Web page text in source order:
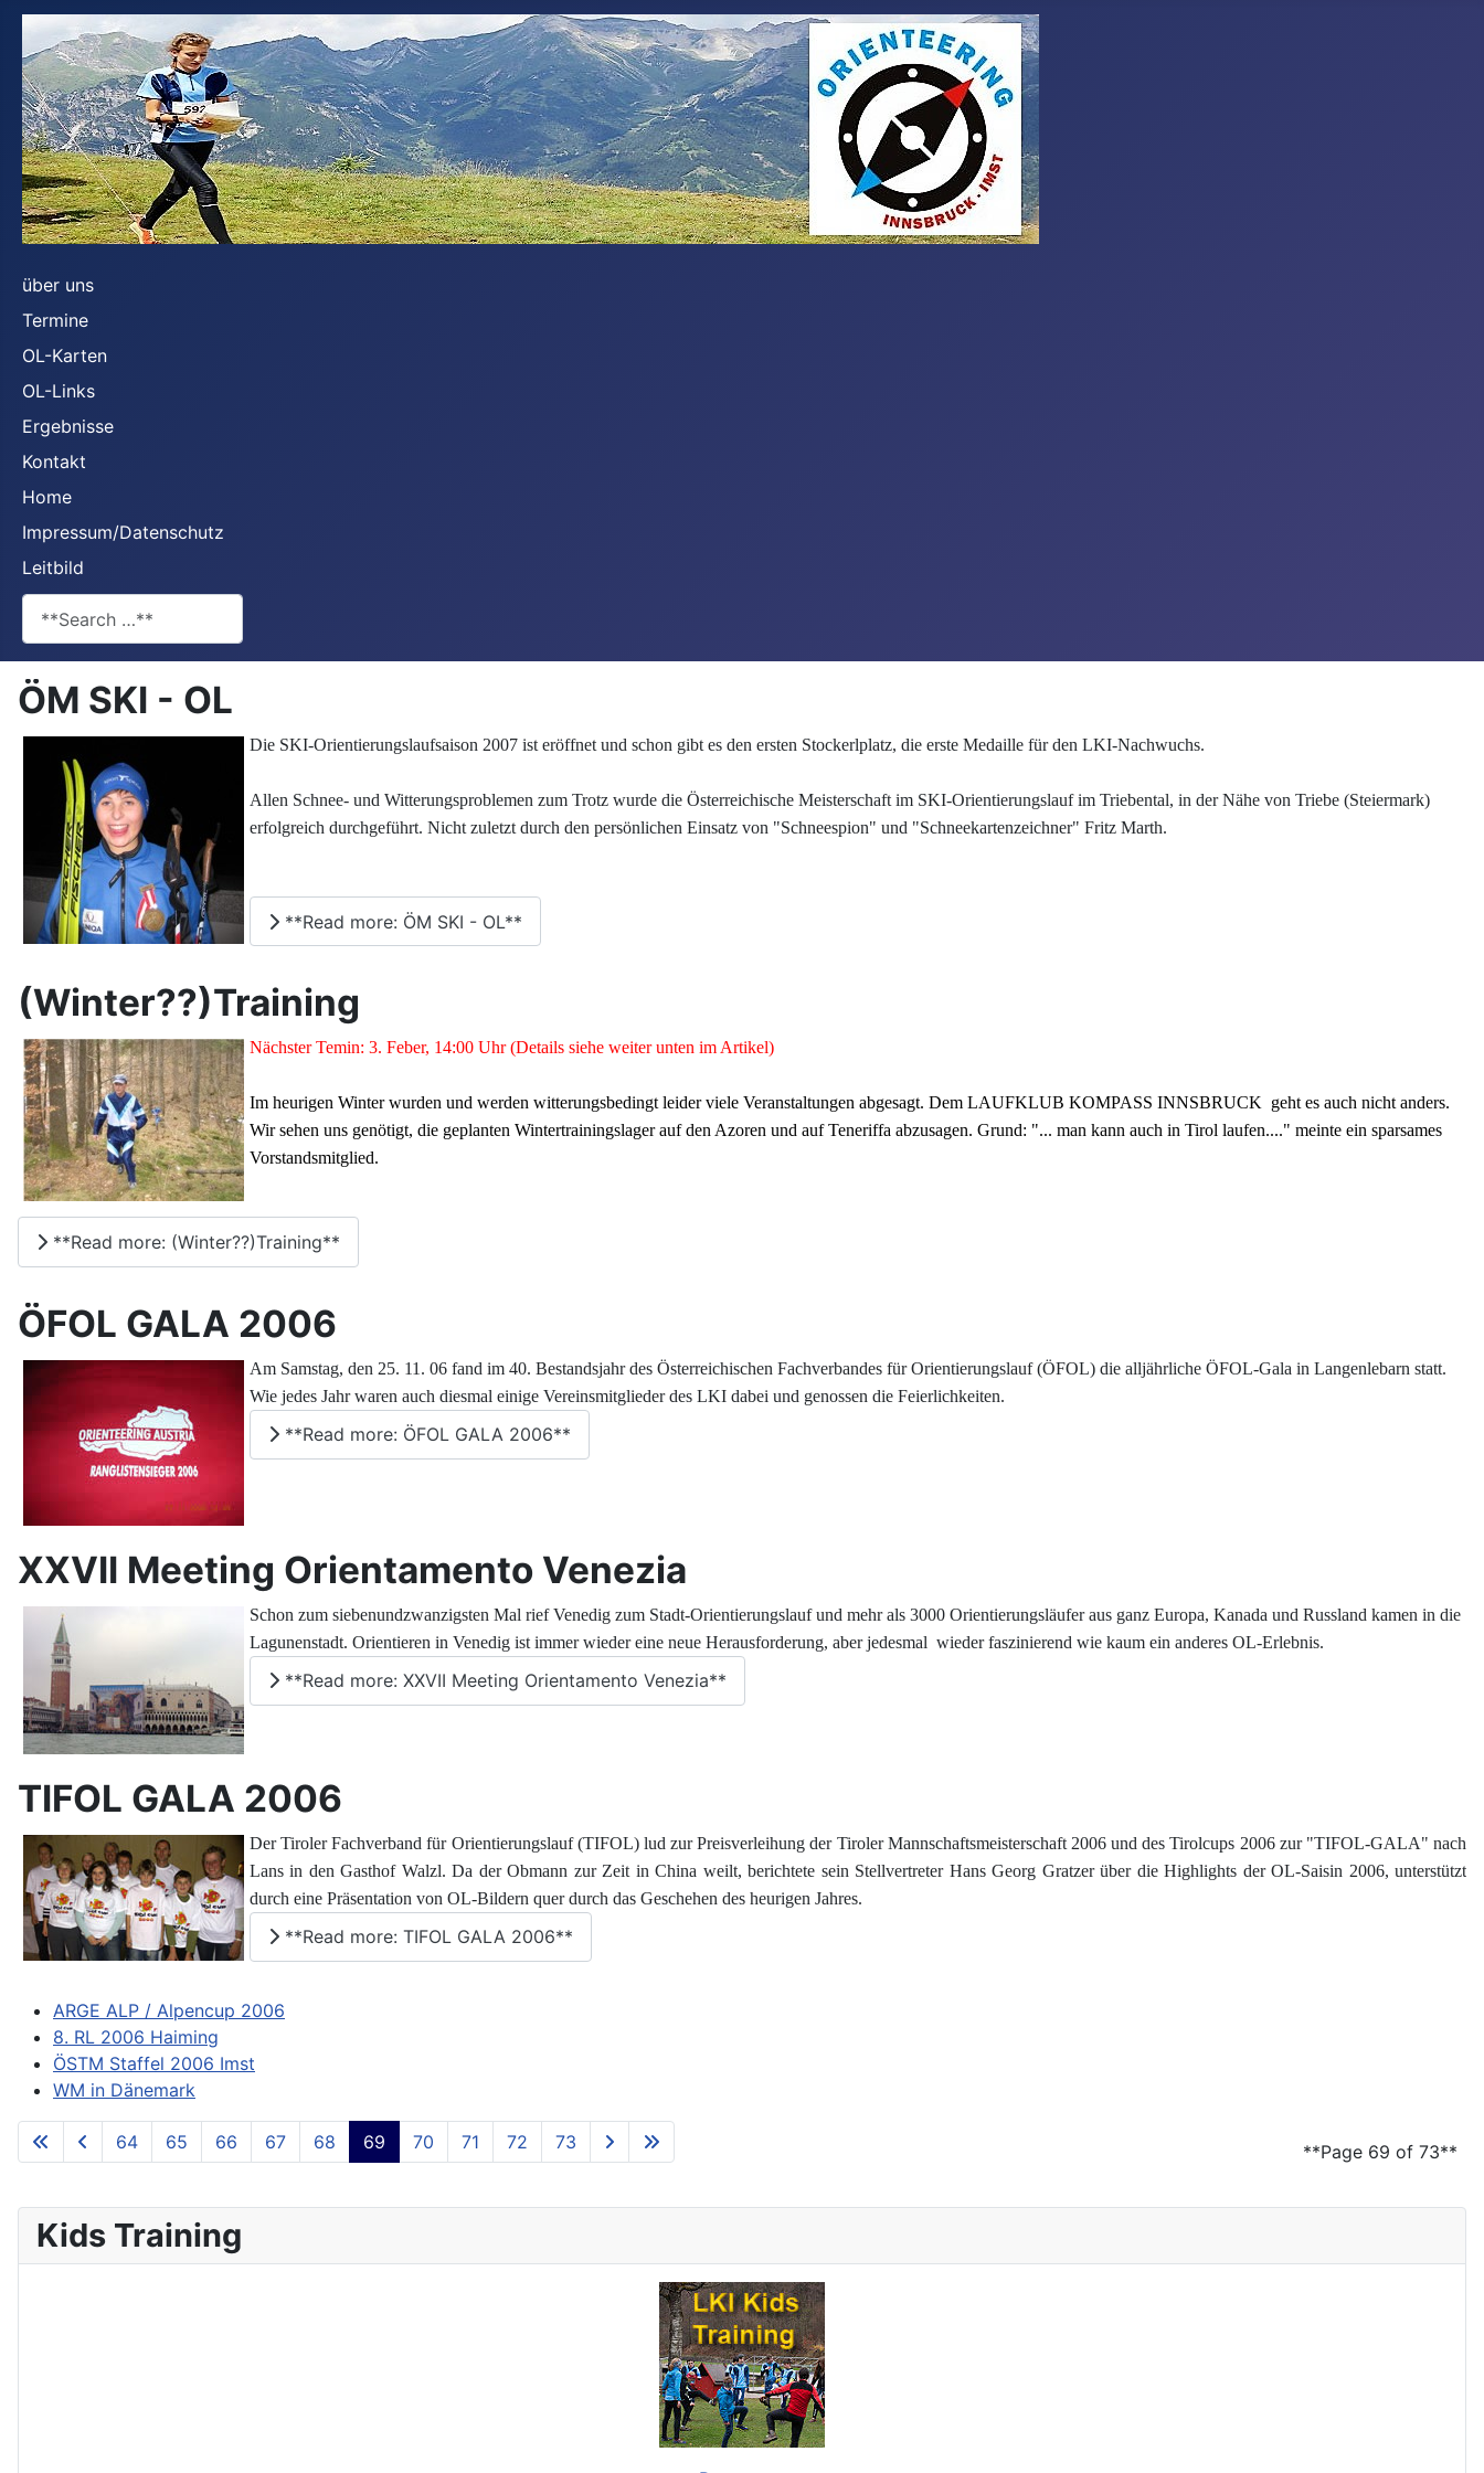
über uns
Termine
OL-Karten
OL-Links
Ergebnisse
Kontakt
Home
Impressum/Datenschutz
Leitbild
ÖM SKI - OL
Die SKI-Orientierungslaufsaison 2007 ist eröffnet und schon gibt es den ersten Stockerlplatz, die erste Medaille für den LKI-Nachwuchs.
Allen Schnee- und Witterungsproblemen zum Trotz wurde die Österreichische Meisterschaft im SKI-Orientierungslauf im Triebental, in der Nähe von Triebe (Steiermark)
erfolgreich durchgeführt. Nicht zuletzt durch den persönlichen Einsatz von "Schneespion" und "Schneekartenzeichner" Fritz Marth.
**Read more: ÖM SKI - OL**
(Winter??)Training
Nächster Temin: 3. Feber, 14:00 Uhr (Details siehe weiter unten im Artikel)
Im heurigen Winter wurden und werden witterungsbedingt leider viele Veranstaltungen abgesagt. Dem LAUFKLUB KOMPASS INNSBRUCK geht es auch nicht anders.
Wir sehen uns genötigt, die geplanten Wintertrainingslager auf den Azoren und auf Teneriffa abzusagen. Grund: "... man kann auch in Tirol laufen...." meinte ein sparsames
Vorstandsmitglied.
**Read more: (Winter??)Training**
ÖFOL GALA 2006
Am Samstag, den 25. 11. 06 fand im 40. Bestandsjahr des Österreichischen Fachverbandes für Orientierungslauf (ÖFOL) die alljährliche ÖFOL-Gala in Langenlebarn statt.
Wie jedes Jahr waren auch diesmal einige Vereinsmitglieder des LKI dabei und genossen die Feierlichkeiten.
**Read more: ÖFOL GALA 2006**
XXVII Meeting Orientamento Venezia
Schon zum siebenundzwanzigsten Mal rief Venedig zum Stadt-Orientierungslauf und mehr als 3000 Orientierungsläufer aus ganz Europa, Kanada und Russland kamen in die
Lagunenstadt. Orientieren in Venedig ist immer wieder eine neue Herausforderung, aber jedesmal wieder faszinierend wie kaum ein anderes OL-Erlebnis.
**Read more: XXVII Meeting Orientamento Venezia**
TIFOL GALA 2006
Der Tiroler Fachverband für Orientierungslauf (TIFOL) lud zur Preisverleihung der Tiroler Mannschaftsmeisterschaft 2006 und des Tirolcups 2006 zur "TIFOL-GALA" nach
Lans in den Gasthof Walzl. Da der Obmann zur Zeit in China weilt, berichtete sein Stellvertreter Hans Georg Gratzer über die Highlights der OL-Saisin 2006, unterstützt
durch eine Präsentation von OL-Bildern quer durch das Geschehen des heurigen Jahres.
**Read more: TIFOL GALA 2006**
ARGE ALP / Alpencup 2006
8. RL 2006 Haiming
ÖSTM Staffel 2006 Imst
WM in Dänemark
**Page 69 of 73**
64 65 66 67 68 69 70 71 72 73
Kids Training